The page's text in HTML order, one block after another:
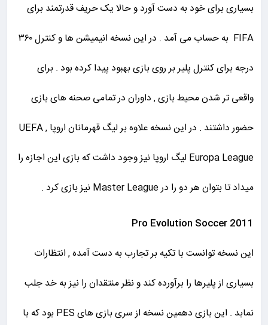
بسیاری برای خود به دست آورد و حالا یک حریف قدرتمند برای
FIFA به حساب می آمد . در این نسخه انیمیشن ها و کنترل ۳۶۰
درجه برای کنترل پلیر بر روی بازی بهبود پیدا کرده بود . برای
واقعی تر شدن محیط بازی , داوران در تمامی صحنه های بازی
حضور داشتند . در این نسخه علاوه بر لیگ قهرمانان اروپا , UEFA
Europa League لیگ اروپا نیز وجود داشت که بازی این اجازه را
میداد تا بتوان هر دو را در Master League نیز بازی کرد .
Pro Evolution Soccer 2011
این نسخه توانست با تکیه بر تجارب به دست آمده , انتظارات
بسیاری از پلیرها را برآورده کند و نظر منتقدان را نیز به خد جلب
نمابد . این بازی دهمین نسخه از سری بازی های PES بود که با